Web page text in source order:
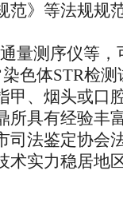
范》等法规规
量测序仪等
色体STR检
甲、烟头或口
所具有经验丰
法鉴定协会
实力稳居地区